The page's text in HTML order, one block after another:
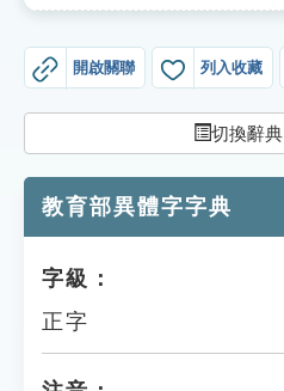
貓頭鷹博士
開啟關聯 列入收藏
切換辭典
教育部異體字字典
字級：
正字